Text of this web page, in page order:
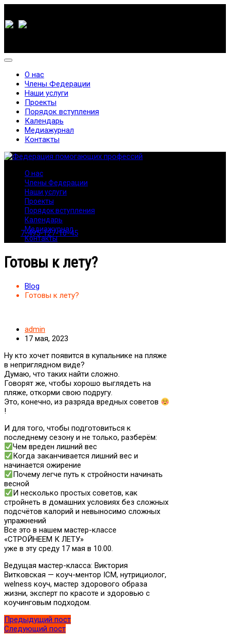
7-495-127-10-45
О нас
Члены Федерации
Наши услуги
Проекты
Порядок вступления
Календарь
Медиажурнал
Контакты
О нас
Члены Федерации
Наши услуги
Проекты
Порядок вступления
Календарь
Медиажурнал
Контакты
Готовы к лету?
Blog
Готовы к лету?
admin
17 мая, 2023
Ну кто хочет появится в купальнике на пляже
в неприглядном виде?
Думаю, что таких найти сложно.
Говорят же, чтобы хорошо выглядеть на
пляже, откорми свою подругу.
Это, конечно, из разряда вредных советов
!
И для того, чтобы подготовиться к
последнему сезону и не только, разберём:
Чем вреден лишний вес
Когда заканчивается лишний вес и
начинается ожирение
Почему легче путь к стройности начинать
весной
И несколько простых советов, как
стройнеть в домашних условиях без сложных
подсчётов калорий и невыносимо сложных
упражнений
Все это в нашем мастер-классе
«СТРОЙНЕЕМ К ЛЕТУ»
уже в эту среду 17 мая в 10.00.
Ведущая мастер-класса: Виктория
Витковская — коуч-ментор ICM, нутрициолог,
welness коуч, мастер здорового образа
жизни, эксперт по красоте и здоровью с
коучинговым подходом.
Предыдущий пост
Следующий пост